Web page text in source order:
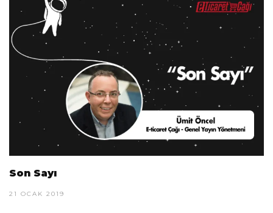
Son Sayı
21 OCAK 2019